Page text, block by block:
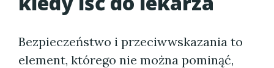
Bezpieczeństwo i przeciwwskazania to
element, którego nie można pominąć,